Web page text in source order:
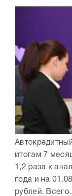
итогам 7
1,2 раза к
года и на
рублей.